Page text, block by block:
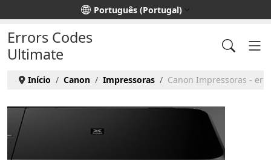
Escolha o seu idioma Português (Portugal)
Errors Codes
Ultimate
Início Canon Impressoras Canon Impressoras -